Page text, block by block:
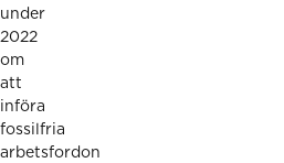
under
2022
om
att
införa
fossilfria
arbetsfordon